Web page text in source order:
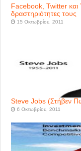
Facebook, Twitter και
δραστηριότητες τους
15 Οκτωβρίου, 2011
Steve Jobs (Στήβεν
6 Οκτωβρίου, 2011